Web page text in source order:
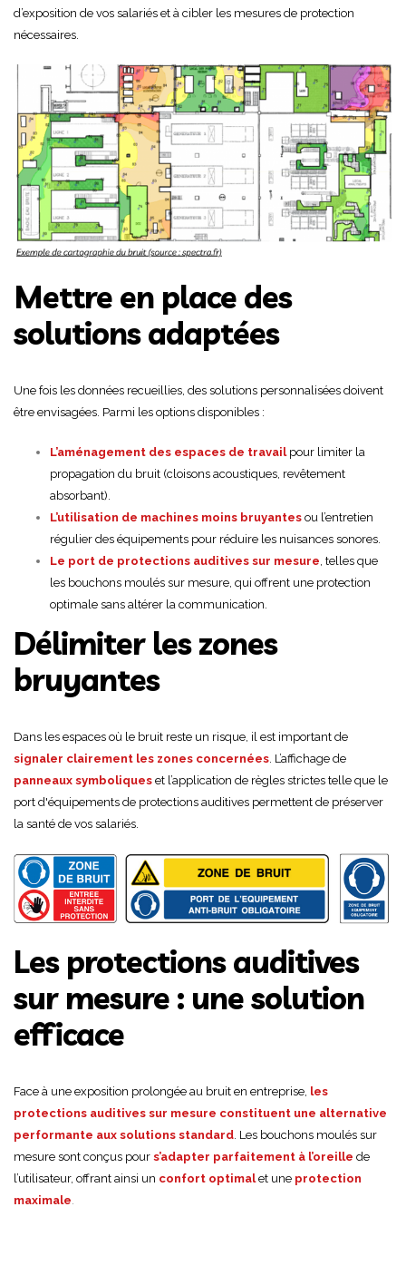
d’exposition de vos salariés et à cibler les mesures de protection
nécessaires.
Mettre en place des
solutions adaptées
Une fois les données recueillies, des solutions personnalisées doivent
être envisagées. Parmi les options disponibles :
L’aménagement des espaces de travail pour limiter la
propagation du bruit (cloisons acoustiques, revêtement
absorbant).
L’utilisation de machines moins bruyantes ou l’entretien
régulier des équipements pour réduire les nuisances sonores.
Le port de protections auditives sur mesure, telles que
les bouchons moulés sur mesure, qui offrent une protection
optimale sans altérer la communication.
Délimiter les zones
bruyantes
Dans les espaces où le bruit reste un risque, il est important de
signaler clairement les zones concernées. L’affichage de
panneaux symboliques et l’application de règles strictes telle que le
port d'équipements de protections auditives permettent de préserver
la santé de vos salariés.
Les protections auditives
sur mesure : une solution
efficace
Face à une exposition prolongée au bruit en entreprise, les
protections auditives sur mesure constituent une alternative
performante aux solutions standard . Les bouchons moulés sur
mesure sont conçus pour s’adapter parfaitement à l’oreille de
l’utilisateur, offrant ainsi un confort optimal et une protection
maximale